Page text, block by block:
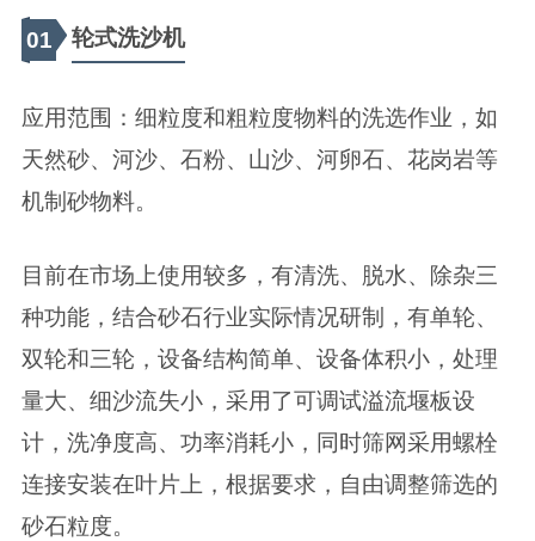
01 轮式洗沙机
应用范围：细粒度和粗粒度物料的洗选作业，如
天然砂、河沙、石粉、山沙、河卵石、花岗岩等
机制砂物料。
目前在市场上使用较多，有清洗、脱水、除杂三
种功能，结合砂石行业实际情况研制，有单轮、
双轮和三轮，设备结构简单、设备体积小，处理
量大、细沙流失小，采用了可调试溢流堰板设
计，洗净度高、功率消耗小，同时筛网采用螺栓
连接安装在叶片上，根据要求，自由调整筛选的
砂石粒度。